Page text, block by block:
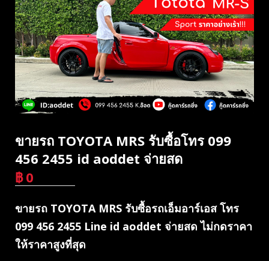
ขายรถ TOYOTA MRS รับซื้อโทร 099
456 2455 id aoddet จ่ายสด
฿ 0
ขายรถ TOYOTA MRS รับซื้อรถเอ็มอาร์เอส โทร
099 456 2455 Line id aoddet จ่ายสด ไม่กดราคา
ให้ราคาสูงที่สุด